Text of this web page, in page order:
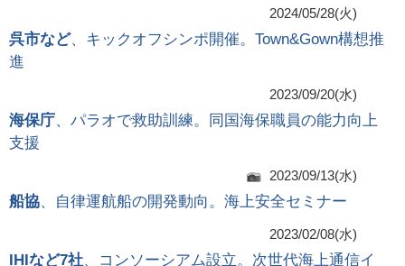
2024/05/28(火)
呉市など、キックオフシンポ開催。Town&Gown構想推
進
2023/09/20(水)
海保庁、パラオで救助訓練。同国海保職員の能力向上
支援
2023/09/13(水)
船協、自律運航船の開発動向。海上安全セミナー
2023/02/08(水)
IHIなど7社、コンソーシアム設立。次世代海上通信イ